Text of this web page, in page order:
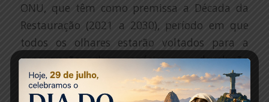
ONU, que têm como premissa a Década da
Restauração (2021 a 2030), período em que
todos os olhares estarão voltados para a
conservação das espécies e devolução
daqueles já extintas na natureza. Os oceanos
terão protagonismo nisso, motivo pelo qual